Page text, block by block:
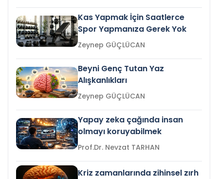
Kas Yapmak İçin Saatlerce
Spor Yapmanıza Gerek Yok
Zeynep GÜÇLÜCAN
Beyni Genç Tutan Yaz
Alışkanlıkları
Zeynep GÜÇLÜCAN
Yapay zeka çağında insan
olmayı koruyabilmek
Prof.Dr. Nevzat TARHAN
Kriz zamanlarında zihinsel zırh